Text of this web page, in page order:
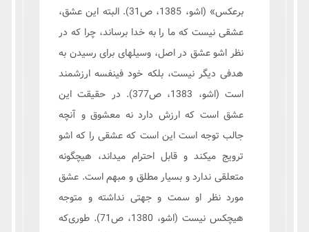
برعکس» (اشو، 1385، ص31). البته این عشق،
عشقی نیست که ما را به خدا برساند، چرا که در
نظر اشو عشق در اصل، وسیلهای برای رسیدن به
هدفی دیگر نیست، بلکه خود فینفسه ارزشمند
است (اشو، 1383، ص377). در حقیقت این
عشق است که ارزش دارد نه معشوق و آنچه
جالب توجه است این است که عشقی را که اشو
ترویج میکند و قابل احترام میداند، هیچگونه
متعلقی ندارد و بسیار مطلق و مبهم است. عشق
مورد نظر او سمت و جهتی نداشته و متوجه
هیچکس نیست (اشو، 1380، ص71). طوری‌که